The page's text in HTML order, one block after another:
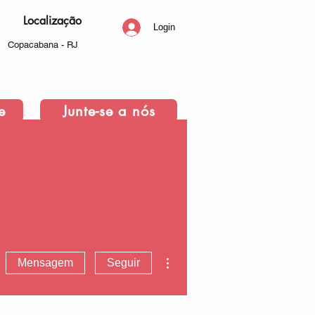
Localização
Copacabana - RJ
Login
Junte-se a nós
Mensagem Seguir